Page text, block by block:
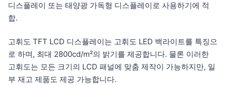
디스플레이 또는 태양광 가독형 디스플레이로 사용하기에 적
합.
고휘도 TFT LCD 디스플레이는 고휘도 LED 백라이트를 특징으
로 하며, 최대 2800cd/m²의 밝기를 제공합니다. 물론 이러한
고휘도는 모든 크기의 LCD 패널에 맞춤 제작이 가능하지만, 일
부 재고 제품도 제공 가능합니다.